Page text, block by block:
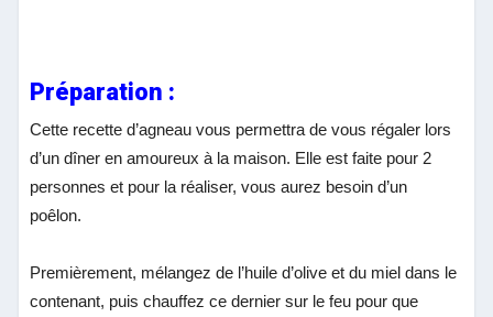
Préparation :
Cette recette d’agneau vous permettra de vous régaler lors
d’un dîner en amoureux à la maison. Elle est faite pour 2
personnes et pour la réaliser, vous aurez besoin d’un
poêlon.
Premièrement, mélangez de l’huile d’olive et du miel dans le
contenant, puis chauffez ce dernier sur le feu pour que